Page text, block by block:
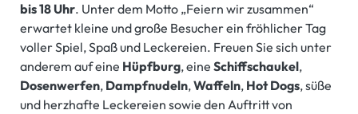
bis 18 Uhr. Unter dem Motto „Feiern wir zusammen“
erwartet kleine und große Besucher ein fröhlicher Tag
voller Spiel, Spaß und Leckereien. Freuen Sie sich unter
anderem auf eine Hüpfburg, eine Schiffschaukel,
Dosenwerfen, Dampfnudeln,Waffeln, Hot Dogs, süße
und herzhafte Leckereien sowie den Auftritt von